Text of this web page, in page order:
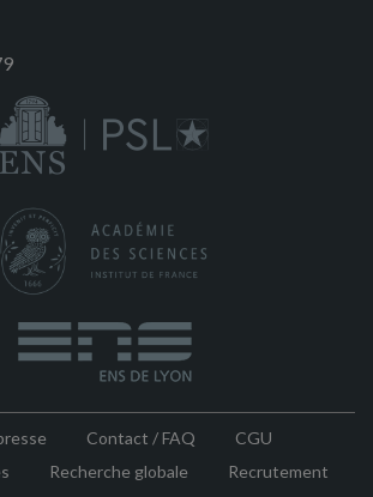
Contact / FAQ
CGU
Recherche globale Recrutement